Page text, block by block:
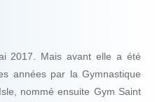
2017. Mais avant elle a été
années par la Gymnastique
nommé ensuite Gym Saint